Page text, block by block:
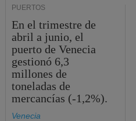
PUERTOS
En el trimestre de
abril a junio, el
puerto de Venecia
gestionó 6,3
millones de
toneladas de
mercancías (-1,2%).
Venecia